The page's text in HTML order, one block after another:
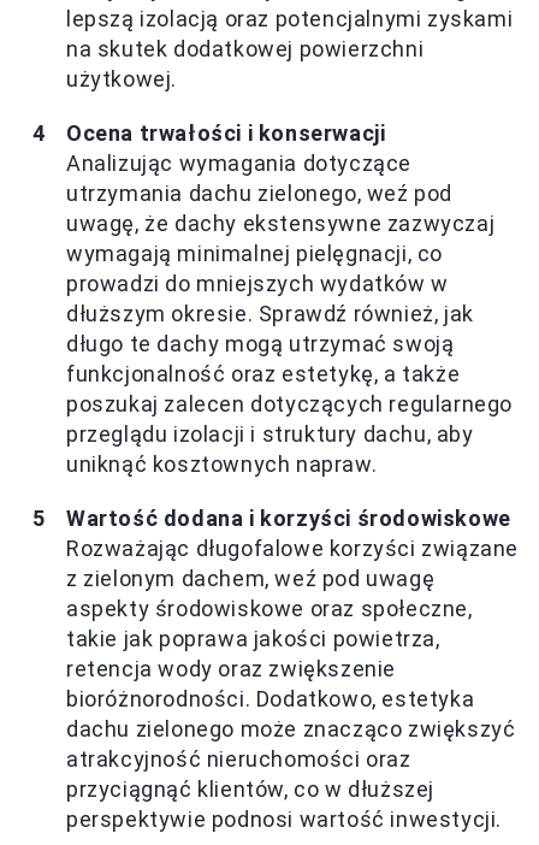
lepszą izolacją oraz potencjalnymi zyskami
na skutek dodatkowej powierzchni
użytkowej.
Ocena trwałości i konserwacji
Analizując wymagania dotyczące
utrzymania dachu zielonego, weź pod
uwagę, że dachy ekstensywne zazwyczaj
wymagają minimalnej pielęgnacji, co
prowadzi do mniejszych wydatków w
dłuższym okresie. Sprawdź również, jak
długo te dachy mogą utrzymać swoją
funkcjonalność oraz estetykę, a także
poszukaj zalecen dotyczących regularnego
przeglądu izolacji i struktury dachu, aby
uniknąć kosztownych napraw.
Wartość dodana i korzyści środowiskowe
Rozważając długofalowe korzyści związane
z zielonym dachem, weź pod uwagę
aspekty środowiskowe oraz społeczne,
takie jak poprawa jakości powietrza,
retencja wody oraz zwiększenie
bioróżnorodności. Dodatkowo, estetyka
dachu zielonego może znacząco zwiększyć
atrakcyjność nieruchomości oraz
przyciągnąć klientów, co w dłuższej
perspektywie podnosi wartość inwestycji.